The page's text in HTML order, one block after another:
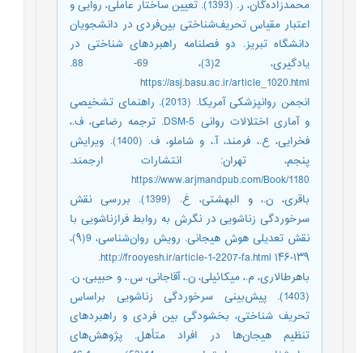
محمدزاده‌‌گان، ر. (1393). تعیین ساختار عاملی، روایی و
اعتبار مقیاس تحریف‌‌شناختی بین‌‌فردی در دانشجویان
دانشگاه تبریز. دو فصلنامه راهبردهای شناختی در
یادگیری، 2(3)، 69- 88.
https://asj.basu.ac.ir/article_1020.html
انجمن روانپزشکی آمریکا. (2013). راهنمای تشخیصی
و آماری اختلالات روانی DSM-5. ترجمه رضاعی، ف.،
فخرایی، ع.، فرمند، آ.، و شاملو، ف. (1400). ویرایش
پنجم، تهران: انتشارات ارجمند.
https://www.arjmandpub.com/Book/1180
باقری، ن.، و البهشتی، غ. (1399). بررسی نقش
سرخوردگی زناشویی در نگرش به روابط فرازناشویی با
نقش تعدیلی هوش هیجانی. رویش روان‌شناسی، 9(۹)،
۱۳۹-۱۴۶ http://frooyesh.ir/article-1-2207-fa.html.
باهرطالاری، م.، میکائیلی، ن.، آقاجانی، س.، و حبیبی، ن.
(1403). پیش‌بینی سرخوردگی زناشویی براساس
تحریف شناختی، بخشودگی بین فردی و راهبردهای
تنظیم هیجان‌‌ها در افراد متأهل. پژوهش‌‌های